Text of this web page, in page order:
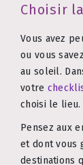
Choisir
Vous avez
ou vous
au soleil.
votre
choisi le lieu.
Pensez aux
et dont vous
destinations